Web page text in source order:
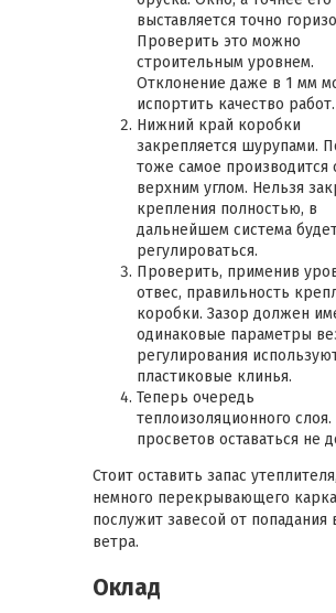
выставляется точно
Проверить это можно
строительным уровнем.
Отклонение даже в 1 мм
испортить качество работ.
Нижний край коробки
закрепляется шурупами.
тоже самое производится
верхним углом. Нельзя
крепления полностью, в
дальнейшем система
регулироваться.
Проверить, применив
отвес, правильность
коробки. Зазор должен
одинаковые параметры
регулирования
пластиковые клинья.
Теперь очередь
теплоизоляционного
просветов оставаться не
Стоит оставить запас утеплителя,
немного перекрывающего
послужит завесой от попадания
ветра.
Оклад